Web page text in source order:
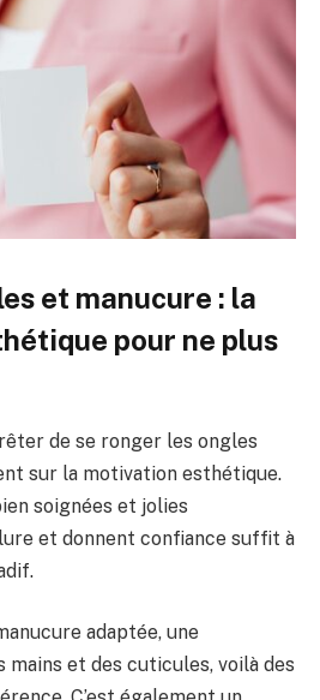
et manucure : la
pour ne plus
de se ronger les ongles
sur la motivation esthétique.
soignées et jolies
et donnent confiance suffit à
adaptée, une
mains et des cuticules, voilà des